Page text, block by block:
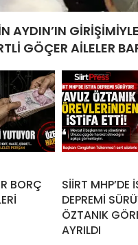
AYDIN’IN
GÖÇER AİLELER
BORÇ
SİİRT MHP’DE
DEPREMİ
ÖZTANIK
AYRILDI